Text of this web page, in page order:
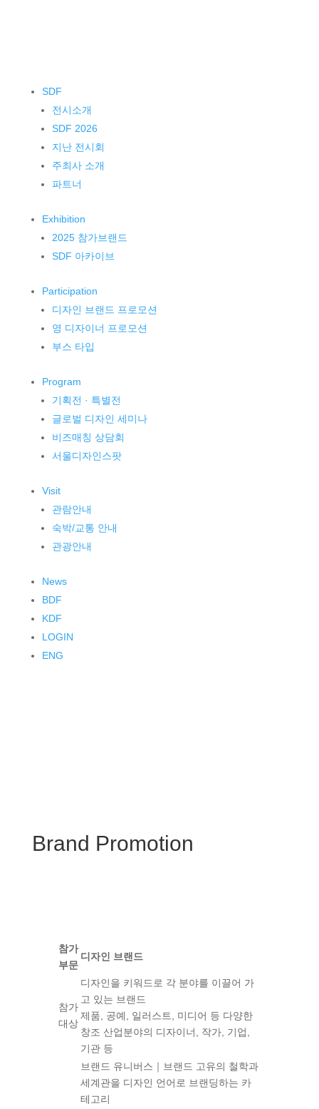
SDF
전시소개
SDF 2026
지난 전시회
주최사 소개
파트너
Exhibition
2025 참가브랜드
SDF 아카이브
Participation
디자인 브랜드 프로모션
영 디자이너 프로모션
부스 타입
Program
기획전 · 특별전
글로벌 디자인 세미나
비즈매칭 상담회
서울디자인스팟
Visit
관람안내
숙박/교통 안내
관광안내
News
BDF
KDF
LOGIN
ENG
Brand Promotion
참가
부문
디자인 브랜드
참가
대상
디자인을 키워드로 각 분야를 이끌어 가
고 있는 브랜드
제품, 공예, 일러스트, 미디어 등 다양한
창조 산업분야의 디자이너, 작가, 기업,
기관 등
브랜드 유니버스｜브랜드 고유의 철학과
세계관을 디자인 언어로 브랜딩하는 카
테고리